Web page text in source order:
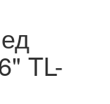
TL-